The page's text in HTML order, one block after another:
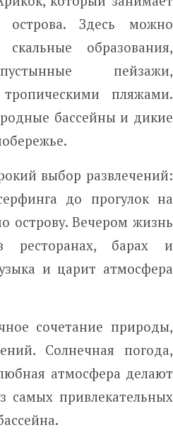
острова. Здесь можно
образования,
пейзажи,
пляжами.
бассейны и дикие
выбор развлечений:
до прогулок на
острову. Вечером жизнь
в ресторанах, барах и
и царит атмосфера
сочетание природы,
Солнечная погода,
атмосфера делают
самых привлекательных